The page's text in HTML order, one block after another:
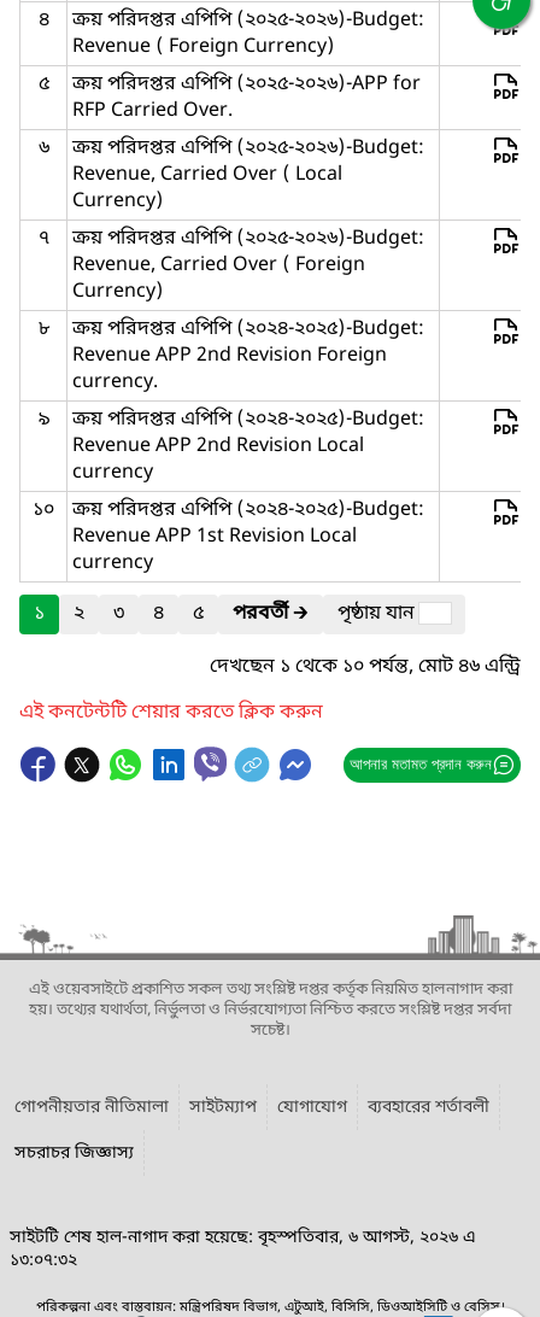
৪
ক্রয় পরিদপ্তর এপিপি (২০২৫-২০২৬)-Budget:
Revenue ( Foreign Currency)
৫
ক্রয় পরিদপ্তর এপিপি (২০২৫-২০২৬)-APP for
RFP Carried Over.
৬
ক্রয় পরিদপ্তর এপিপি (২০২৫-২০২৬)-Budget:
Revenue, Carried Over ( Local
Currency)
৭
ক্রয় পরিদপ্তর এপিপি (২০২৫-২০২৬)-Budget:
Revenue, Carried Over ( Foreign
Currency)
৮
ক্রয় পরিদপ্তর এপিপি (২০২৪-২০২৫)-Budget:
Revenue APP 2nd Revision Foreign
currency.
৯
ক্রয় পরিদপ্তর এপিপি (২০২৪-২০২৫)-Budget:
Revenue APP 2nd Revision Local
currency
১০
ক্রয় পরিদপ্তর এপিপি (২০২৪-২০২৫)-Budget:
Revenue APP 1st Revision Local
currency
১
২ ৩ ৪ ৫ পরবর্তী🡲
পৃষ্ঠায় যান
দেখছেন ১ থেকে ১০ পর্যন্ত, মোট ৪৬ এন্ট্রি
এই কনটেন্টটি শেয়ার করতে ক্লিক করুন
আপনার মতামত প্রদান করুন
এই ওয়েবসাইটে প্রকাশিত সকল তথ্য সংশ্লিষ্ট দপ্তর কর্তৃক নিয়মিত হালনাগাদ করা
হয়। তথ্যের যথার্থতা, নির্ভুলতা ও নির্ভরযোগ্যতা নিশ্চিত করতে সংশ্লিষ্ট দপ্তর সর্বদা
সচেষ্ট।
গোপনীয়তার নীতিমালা সাইটম্যাপ যোগাযোগ
ব্যবহারের শর্তাবলী
সচরাচর জিজ্ঞাস্য
সাইটটি শেষ হাল-নাগাদ করা হয়েছে: বৃহস্পতিবার, ৬ আগস্ট, ২০২৬ এ
১৩:০৭:৩২
পরিকল্পনা এবং বাস্তবায়ন: মন্ত্রিপরিষদ বিভাগ, এটুআই, বিসিসি, ডিওআইসিটি ও বেসিস।